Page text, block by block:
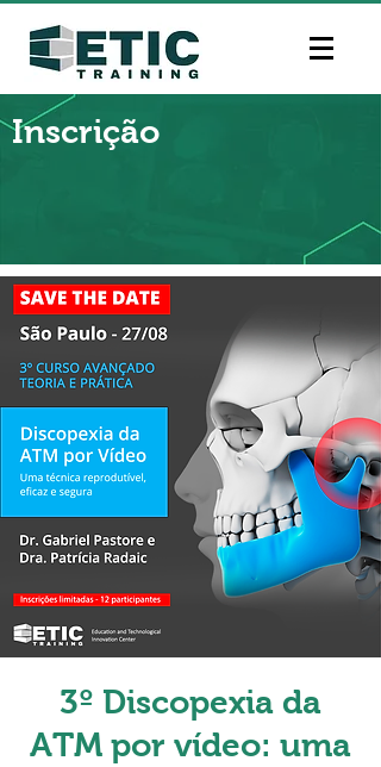
Inscrição
3º Discopexia da
ATM por vídeo: uma